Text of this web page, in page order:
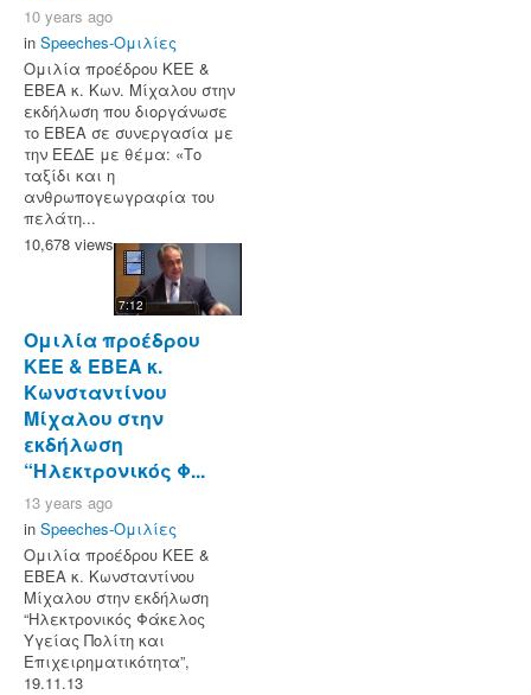
10 years ago
in Speeches-Ομιλίες
Ομιλία προέδρου ΚΕΕ &
ΕΒΕΑ κ. Κων. Μίχαλου στην
εκδήλωση που διοργάνωσε
το ΕΒΕΑ σε συνεργασία με
την ΕΕΔΕ με θέμα: «Το
ταξίδι και η
ανθρωπογεωγραφία του
πελάτη...
10,678 views
7:12
Ομιλία προέδρου
ΚΕΕ & ΕΒΕΑ κ.
Κωνσταντίνου
Μίχαλου στην
εκδήλωση
“Ηλεκτρονικός Φ...
13 years ago
in Speeches-Ομιλίες
Ομιλία προέδρου ΚΕΕ &
ΕΒΕΑ κ. Κωνσταντίνου
Μίχαλου στην εκδήλωση
“Ηλεκτρονικός Φάκελος
Υγείας Πολίτη και
Επιχειρηματικότητα”,
19.11.13